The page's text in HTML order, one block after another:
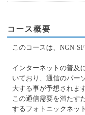
コース概要
このコースは、NGN-
インターネットの普及
いており、通信のパー
大する事が予想されます
この通信需要を満たす
するフォトニックネッ